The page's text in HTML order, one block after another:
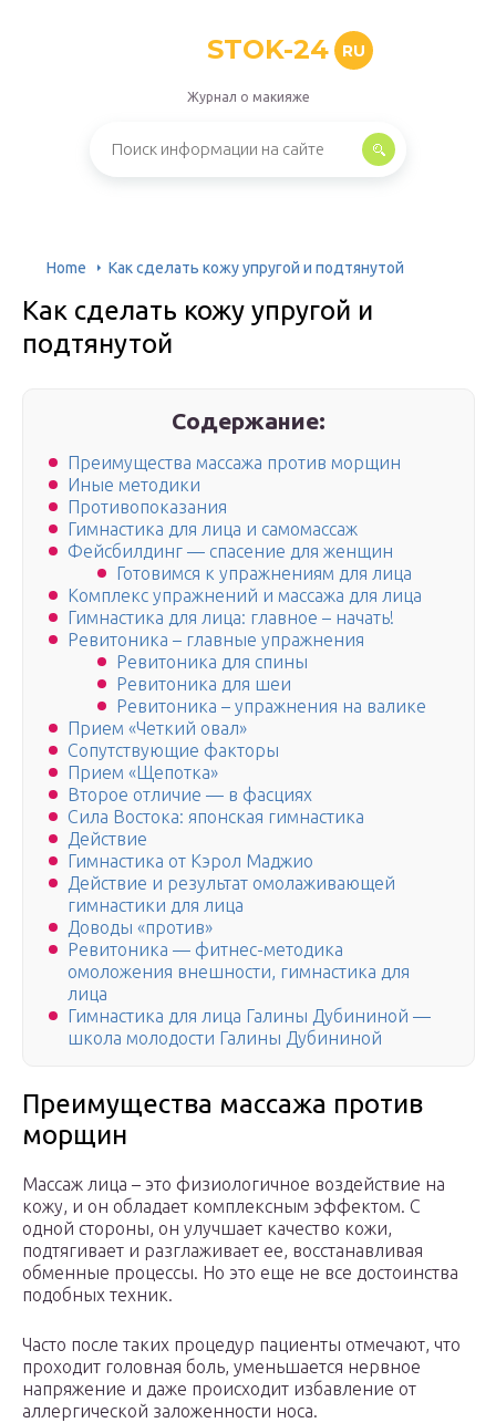
STOK-24 RU
Журнал о макияже
Home Как сделать кожу упругой и подтянутой
Как сделать кожу упругой и
подтянутой
Содержание:
Преимущества массажа против морщин
Иные методики
Противопоказания
Гимнастика для лица и самомассаж
Фейсбилдинг — спасение для женщин
Готовимся к упражнениям для лица
Комплекс упражнений и массажа для лица
Гимнастика для лица: главное – начать!
Ревитоника – главные упражнения
Ревитоника для спины
Ревитоника для шеи
Ревитоника – упражнения на валике
Прием «Четкий овал»
Сопутствующие факторы
Прием «Щепотка»
Второе отличие — в фасциях
Сила Востока: японская гимнастика
Действие
Гимнастика от Кэрол Маджио
Действие и результат омолаживающей
гимнастики для лица
Доводы «против»
Ревитоника — фитнес-методика
омоложения внешности, гимнастика для
лица
Гимнастика для лица Галины Дубининой —
школа молодости Галины Дубининой
Преимущества массажа против
морщин
Массаж лица – это физиологичное воздействие на
кожу, и он обладает комплексным эффектом. С
одной стороны, он улучшает качество кожи,
подтягивает и разглаживает ее, восстанавливая
обменные процессы. Но это еще не все достоинства
подобных техник.
Часто после таких процедур пациенты отмечают, что
проходит головная боль, уменьшается нервное
напряжение и даже происходит избавление от
аллергической заложенности носа.